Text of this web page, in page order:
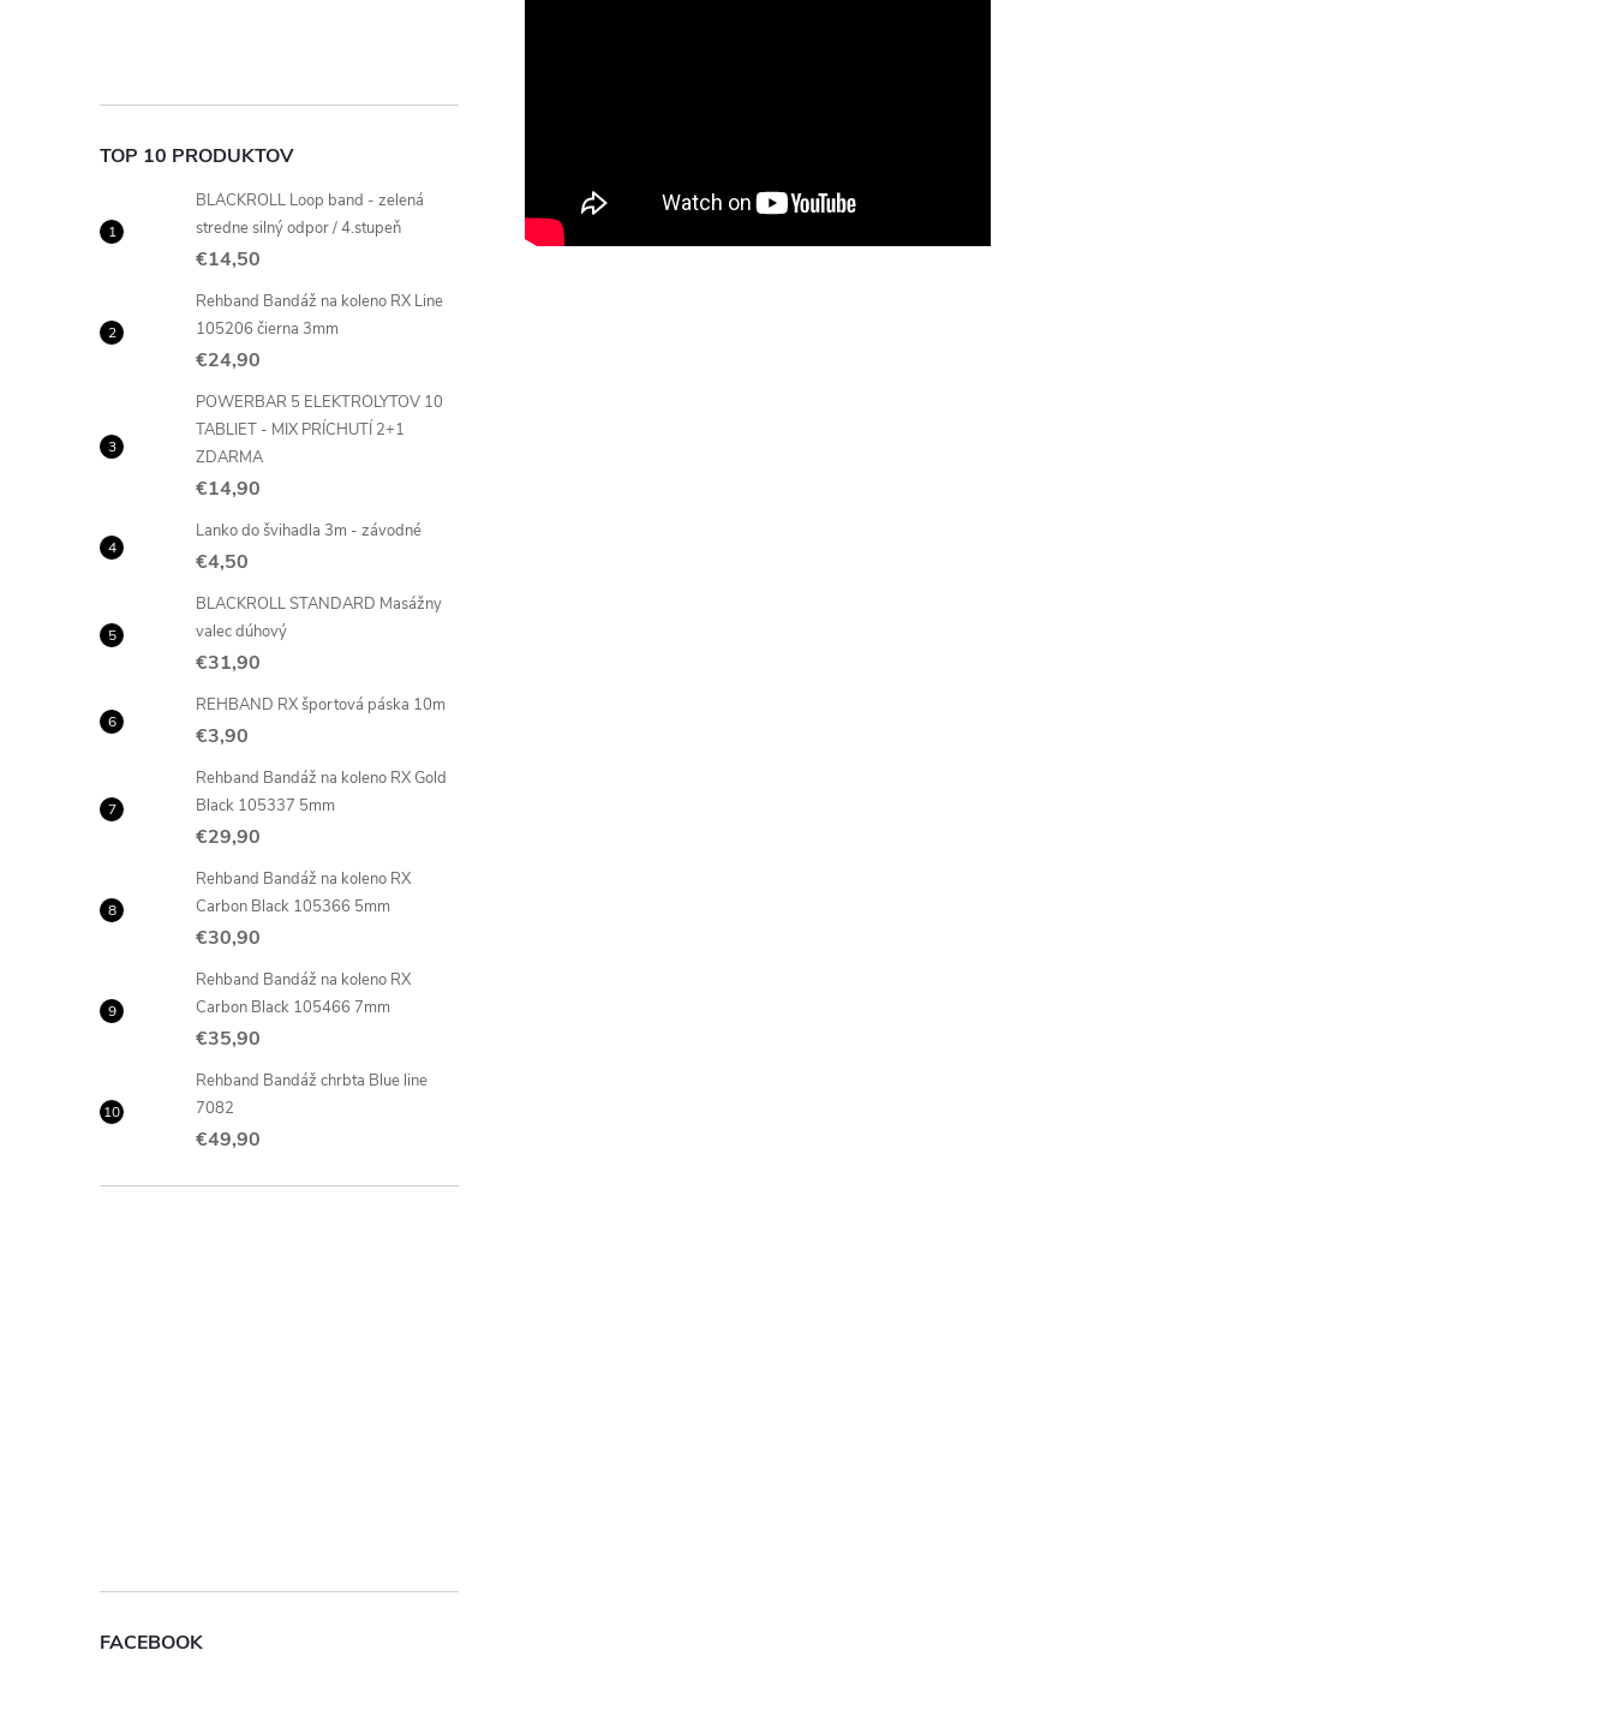
TOP 10 PRODUKTOV
BLACKROLL Loop band - zelená
stredne silný odpor / 4.stupeň
€14,50
Rehband Bandáž na koleno RX Line
105206 čierna 3mm
€24,90
POWERBAR 5 ELEKTROLYTOV 10
TABLIET - MIX PRÍCHUTÍ 2+1
ZDARMA
€14,90
Lanko do švihadla 3m - závodné
€4,50
BLACKROLL STANDARD Masážny
valec dúhový
€31,90
REHBAND RX športová páska 10m
€3,90
Rehband Bandáž na koleno RX Gold
Black 105337 5mm
€29,90
Rehband Bandáž na koleno RX
Carbon Black 105366 5mm
€30,90
Rehband Bandáž na koleno RX
Carbon Black 105466 7mm
€35,90
Rehband Bandáž chrbta Blue line
7082
€49,90
FACEBOOK